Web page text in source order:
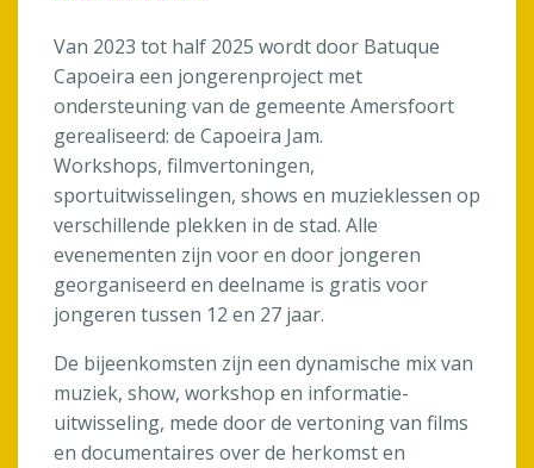
Van 2023 tot half 2025 wordt door Batuque
Capoeira een jongerenproject met
ondersteuning van de gemeente Amersfoort
gerealiseerd: de Capoeira Jam.
Workshops, filmvertoningen,
sportuitwisselingen, shows en muzieklessen op
verschillende plekken in de stad. Alle
evenementen zijn voor en door jongeren
georganiseerd en deelname is gratis voor
jongeren tussen 12 en 27 jaar.
De bijeenkomsten zijn een dynamische mix van
muziek, show, workshop en informatie-
uitwisseling, mede door de vertoning van films
en documentaires over de herkomst en